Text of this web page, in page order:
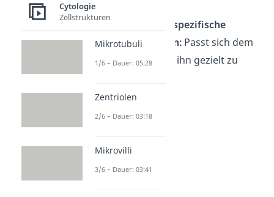
Adaptive bzw. spezifische
Immunreaktion: Passt sich dem
Erreger an, um ihn gezielt zu
Cytologie
Zellstrukturen
Mikrotubuli
1/6 – Dauer: 05:28
Zentriolen
2/6 – Dauer: 03:18
Mikrovilli
3/6 – Dauer: 03:41